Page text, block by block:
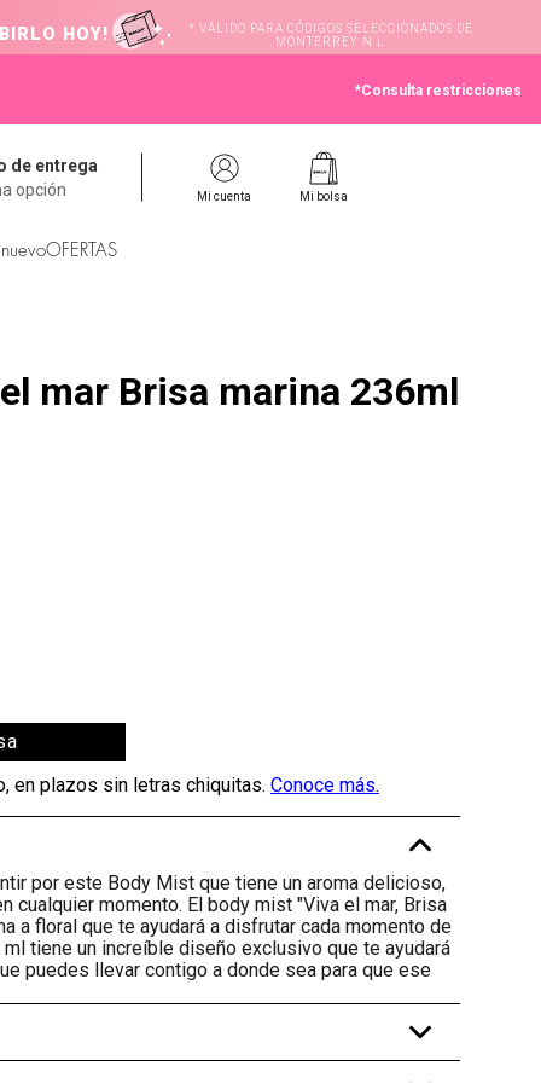
HOY!
* VÁLIDO PARA CÓDIGOS SELECCIONADOS DE
MONTERREY N.L
*Consulta restricciones
de entrega
opción
Mi cuenta Mi bolsa
OFERTAS
mar Brisa marina 236ml
-
por este Body Mist que tiene un aroma delicioso,
cualquier momento. El body mist "Viva el mar, Brisa
a floral que te ayudará a disfrutar cada momento de
tiene un increíble diseño exclusivo que te ayudará
puedes llevar contigo a donde sea para que ese
+